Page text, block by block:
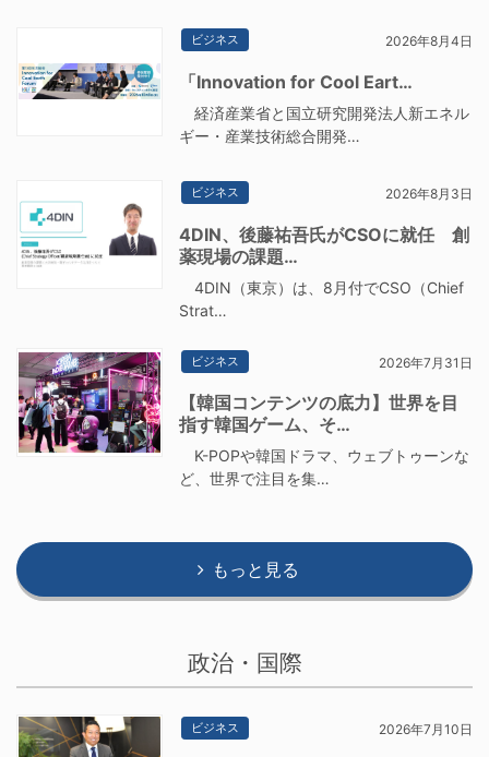
ビジネス 2026年8月4日
「Innovation for Cool Eart…
経済産業省と国立研究開発法人新エネル
ギー・産業技術総合開発…
ビジネス 2026年8月3日
4DIN、後藤祐吾氏がCSOに就任 創
薬現場の課題…
4DIN（東京）は、8月付でCSO（Chief
Strat…
ビジネス 2026年7月31日
【韓国コンテンツの底力】世界を目
指す韓国ゲーム、そ…
K-POPや韓国ドラマ、ウェブトゥーンな
ど、世界で注目を集…
もっと見る
政治・国際
ビジネス 2026年7月10日